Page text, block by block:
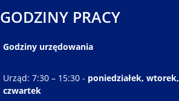
GODZINY PRACY
Godziny urzędowania
Urząd: 7:30 – 15:30 - poniedziałek, wtorek,
czwartek